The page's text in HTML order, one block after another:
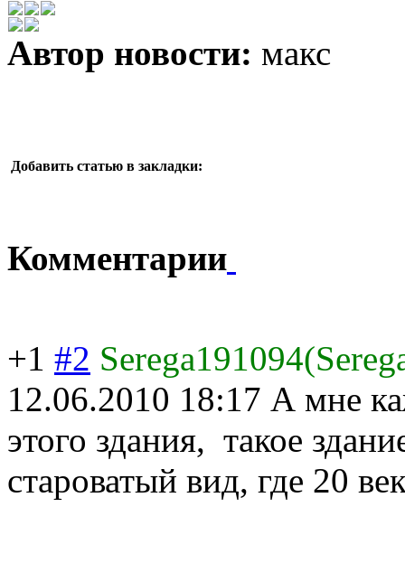
Автор новости: макс
Добавить статью в закладки:
Комментарии
+1 #2
12.06.2010 18:17 А мне
этого здания, такое
староватый вид, где 20